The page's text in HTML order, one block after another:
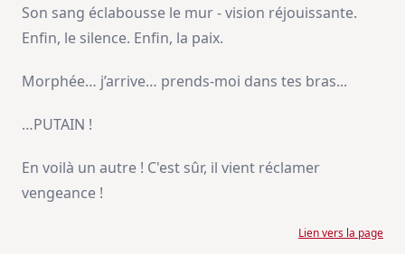
Son sang éclabousse le mur - vision réjouissante.
Enfin, le silence. Enfin, la paix.
Morphée… j’arrive… prends-moi dans tes bras...
…PUTAIN !
En voilà un autre ! C'est sûr, il vient réclamer
vengeance !
Lien vers la page